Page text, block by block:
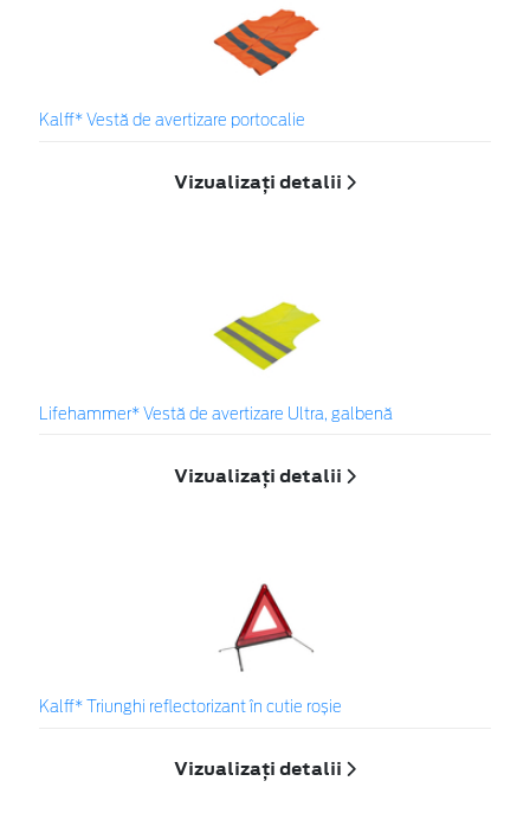
Kalff* Vestă de avertizare portocalie
Vizualizați detalii
Lifehammer* Vestă de avertizare Ultra, galbenă
Vizualizați detalii
Kalff* Triunghi reflectorizant în cutie roșie
Vizualizați detalii